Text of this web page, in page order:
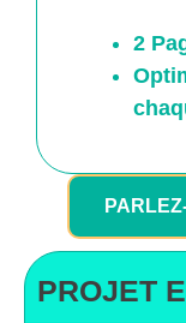
2
PROJET